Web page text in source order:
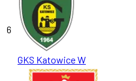
6
GKS Katowice W